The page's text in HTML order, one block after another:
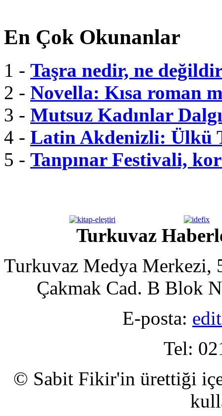
En Çok Okunanlar
1 - Taşra nedir, ne
2 - Novella: Kısa roman
3 - Mutsuz Kadınlar
4 - Latin Akdenizli: Ülkü
5 - Tanpınar Festivali,
Turkuvaz
Turkuvaz Medya Merkezi,
Çakmak Cad. B Blok
E-posta:
Tel:
© Sabit Fikir'in ürettiği